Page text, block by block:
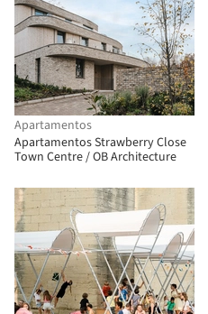
Apartamentos
Apartamentos Strawberry Close
Town Centre / OB Architecture